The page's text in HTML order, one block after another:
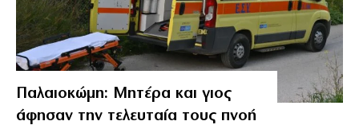
Παλαιοκώμη: Μητέρα και γιος
άφησαν την τελευταία τους πνοή